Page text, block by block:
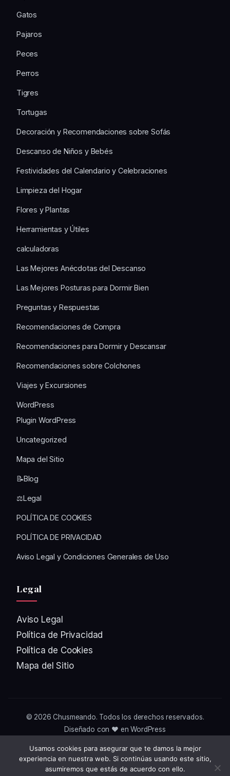
Gatos
Pajaros
Peces
Perros
Tigres
Tortugas
Decoración y Recomendaciones sobre Sofás
Descanso de Niños y Bebés
Festividades del Calendario y Celebraciones
Limpieza del Hogar
Flores y Plantas
Herramientas y Útiles
calculadoras
Las Mejores Anécdotas del Descanso
Las Mejores Posturas para Dormir Bien
Preguntas y Respuestas
Recomendaciones de Compra
Recomendaciones para Dormir y Descansar
Recomendaciones sobre Colchones
Viajes y Excursiones
WordPress
Plugin WordPress
Uncategorized
Mapa del Sitio
📝Blog
⚖️Legal
POLÍTICA DE COOKIES
POLÍTICA DE PRIVACIDAD
Aviso Legal y Condiciones Generales de Uso
Legal
Aviso Legal
Política de Privacidad
Política de Cookies
Mapa del Sitio
© 2026Chusmeando. Todos los derechos reservados.
Diseñado con ❤️ en WordPress
Usamos cookies para asegurar que te damos la mejor
experiencia en nuestra web. Si continúas usando este sitio,
asumiremos que estás de acuerdo con ello.